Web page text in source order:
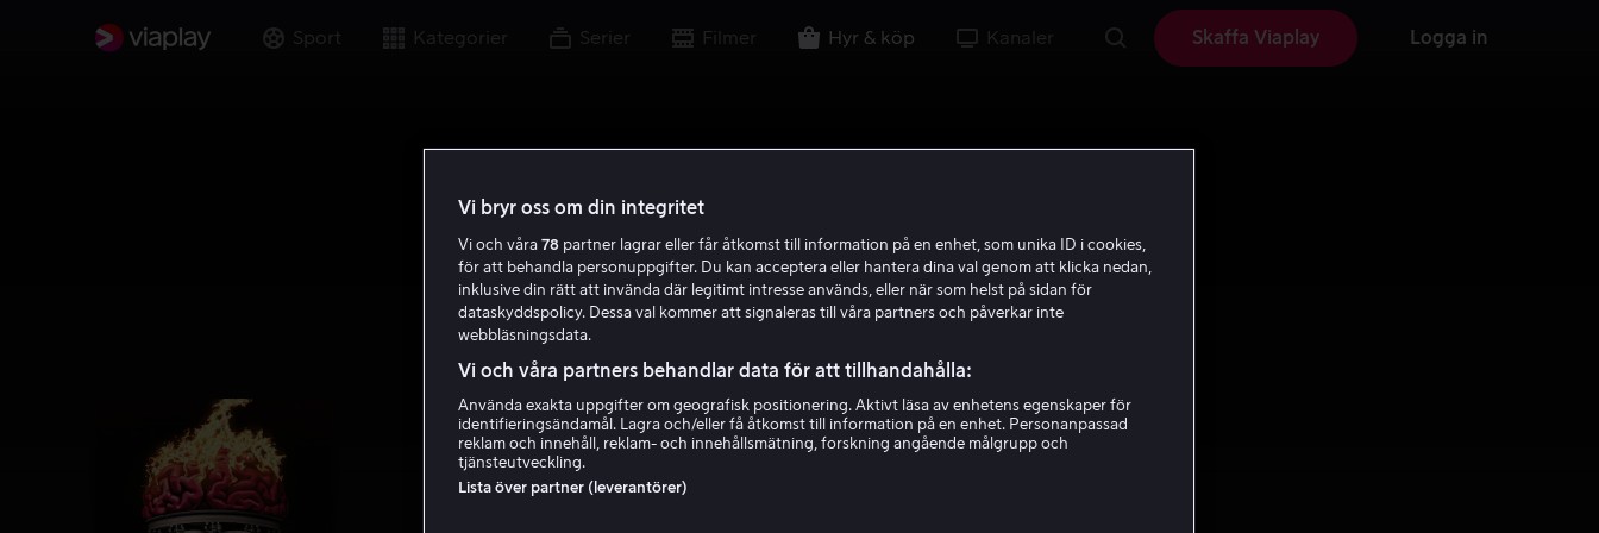
Sport Kategorier Serier Filmer Hyr & köp Kanaler Skaffa Viaplay Logga in
Vi bryr oss om din integritet
Vi och våra 78 partner lagrar eller får åtkomst till information på en enhet, som unika ID i cookies,
för att behandla personuppgifter. Du kan acceptera eller hantera dina val genom att klicka nedan,
inklusive din rätt att invända där legitimt intresse används, eller när som helst på sidan för
dataskyddspolicy. Dessa val kommer att signaleras till våra partners och påverkar inte
webbläsningsdata.
Vi och våra partners behandlar data för att tillhandahålla:
Använda exakta uppgifter om geografisk positionering. Aktivt läsa av enhetens egenskaper för
identifieringsändamål. Lagra och/eller få åtkomst till information på en enhet. Personanpassad
reklam och innehåll, reklam- och innehållsmätning, forskning angående målgrupp och
tjänsteutveckling.
Lista över partner (leverantörer)